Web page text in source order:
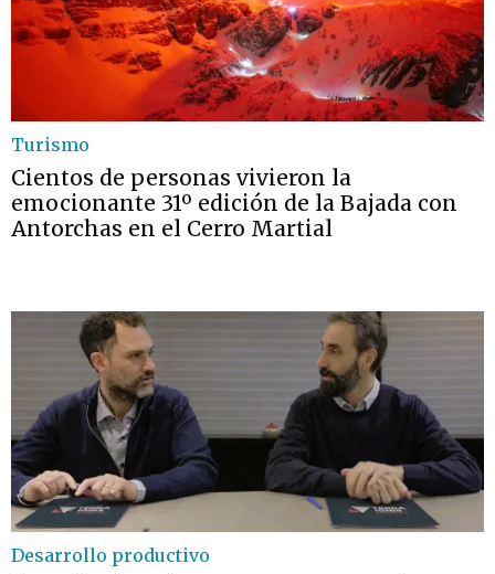
Turismo
Cientos de personas vivieron la
emocionante 31º edición de la Bajada con
Antorchas en el Cerro Martial
Desarrollo productivo